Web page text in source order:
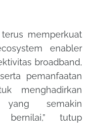
memperkuat
enabler
broadband,
pemanfaatan
menghadirkan
yang semakin
tutup